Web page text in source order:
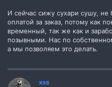
И сейчас сижу сухари сушу, не
оплатой за заказ, потому как
временный, так же как и
позывными. Нас по
а мы позволяем это делать.
xss